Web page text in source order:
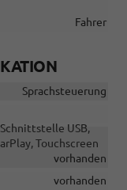
Fahrer
Sprachsteuerung
USB,
Touchscreen
vorhanden
vorhanden